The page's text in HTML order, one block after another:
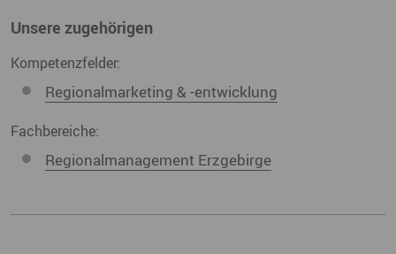
Unsere zugehörigen
Kompetenzfelder:
Regionalmarketing & -entwicklung
Fachbereiche:
Regionalmanagement Erzgebirge